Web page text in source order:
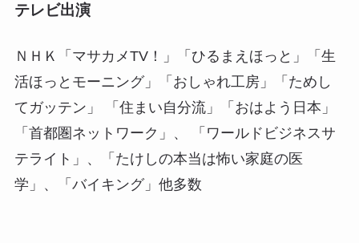
テレビ出演
ＮＨＫ「マサカメTV！」「ひるまえほっと」「生
活ほっとモーニング」「おしゃれ工房」「ためし
てガッテン」 「住まい自分流」「おはよう日本」
「首都圏ネットワーク」、 「ワールドビジネスサ
テライト」、「たけしの本当は怖い家庭の医
学」、「バイキング」他多数